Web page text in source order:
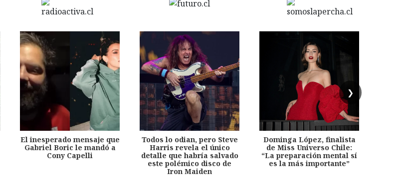
❯
El inesperado mensaje que
Gabriel Boric le mandó a
Cony Capelli
Todos lo odian, pero Steve
Harris revela el único
detalle que habría salvado
este polémico disco de
Iron Maiden
Dominga López, finalista
de Miss Universo Chile:
“La preparación mental sí
es la más importante”